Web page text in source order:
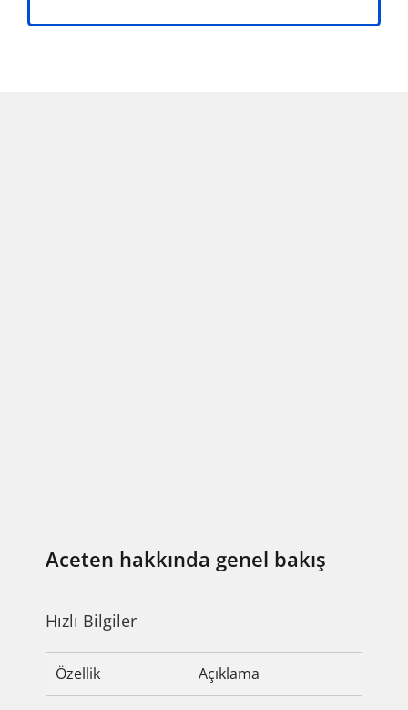
Aceten hakkında genel bakış
Hızlı Bilgiler
Özellik Açıklama